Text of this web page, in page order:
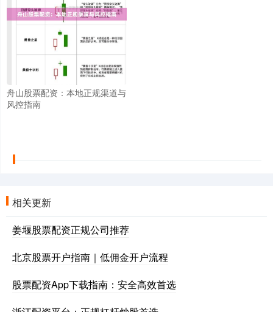
舟山股票配资：本地正规渠道与
风控指南
相关更新
姜堰股票配资正规公司推荐
北京股票开户指南｜低佣金开户流程
股票配资App下载指南：安全高效首选